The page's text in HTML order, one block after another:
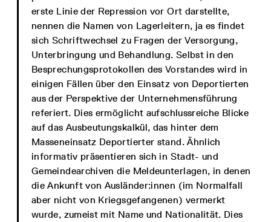
erste Linie der Repression vor Ort darstellte,
nennen die Namen von Lagerleitern, ja es findet
sich Schriftwechsel zu Fragen der Versorgung,
Unterbringung und Behandlung. Selbst in den
Besprechungsprotokollen des Vorstandes wird in
einigen Fällen über den Einsatz von Deportierten
aus der Perspektive der Unternehmensführung
referiert. Dies ermöglicht aufschlussreiche Blicke
auf das Ausbeutungskalkül, das hinter dem
Masseneinsatz Deportierter stand. Ähnlich
informativ präsentieren sich in Stadt- und
Gemeindearchiven die Meldeunterlagen, in denen
die Ankunft von Ausländer:innen (im Normalfall
aber nicht von Kriegsgefangenen) vermerkt
wurde, zumeist mit Name und Nationalität. Dies